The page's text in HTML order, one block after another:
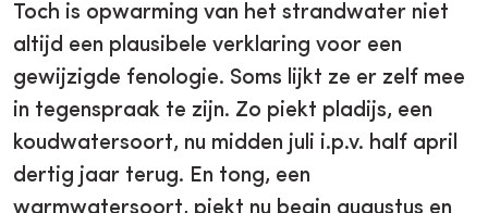
Toch is opwarming van het strandwater niet
altijd een plausibele verklaring voor een
gewijzigde fenologie. Soms lijkt ze er zelf mee
in tegenspraak te zijn. Zo piekt pladijs, een
koudwatersoort, nu midden juli i.p.v. half april
dertig jaar terug. En tong, een
warmwatersoort, piekt nu begin augustus en